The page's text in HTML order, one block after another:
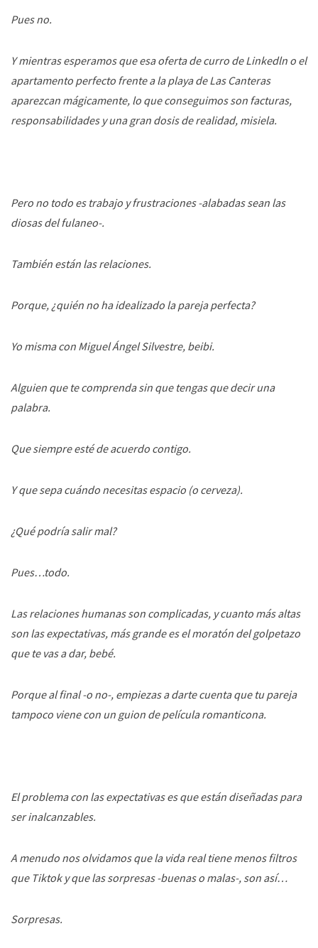
Pues no.
Y mientras esperamos que esa oferta de curro de Linkedln o el
apartamento perfecto frente a la playa de Las Canteras
aparezcan mágicamente, lo que conseguimos son facturas,
responsabilidades y una gran dosis de realidad, misiela.
Pero no todo es trabajo y frustraciones -alabadas sean las
diosas del fulaneo-.
También están las relaciones.
Porque, ¿quién no ha idealizado la pareja perfecta?
Yo misma con Miguel Ángel Silvestre, beibi.
Alguien que te comprenda sin que tengas que decir una
palabra.
Que siempre esté de acuerdo contigo.
Y que sepa cuándo necesitas espacio (o cerveza).
¿Qué podría salir mal?
Pues…todo.
Las relaciones humanas son complicadas, y cuanto más altas
son las expectativas, más grande es el moratón del golpetazo
que te vas a dar, bebé.
Porque al final -o no-, empiezas a darte cuenta que tu pareja
tampoco viene con un guion de película romanticona.
El problema con las expectativas es que están diseñadas para
ser inalcanzables.
A menudo nos olvidamos que la vida real tiene menos filtros
que Tiktok y que las sorpresas -buenas o malas-, son así…
Sorpresas.